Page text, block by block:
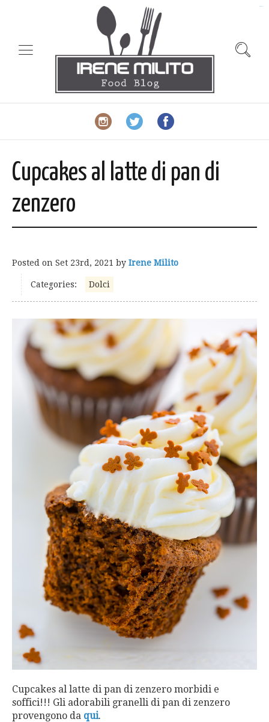
Cupcakes al latte di pan di
zenzero
Posted on Set 23rd, 2021 by Irene Milito
Categories: Dolci
Cupcakes al latte di pan di zenzero morbidi e
soffici!!! Gli adorabili granelli di pan di zenzero
provengono da qui.